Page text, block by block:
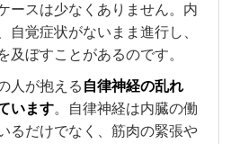
ースは少なくありません。内
自覚症状がないまま進行し、
及ぼすことがあるのです。
人が抱える 自律神経の乱れ
います。自律神経は内臓の働
るだけでなく、筋肉の緊張や